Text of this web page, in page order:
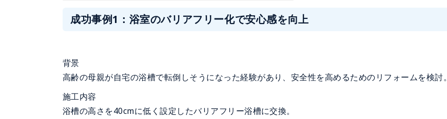
成功事例1：浴室のバリアフリー化で安心感を向上
背景
高齢の母親が自宅の浴槽で転倒しそうになった経験があり、安全性を高めるためのリフォームを検討。
施工内容
浴槽の高さを40cmに低く設定したバリアフリー浴槽に交換。